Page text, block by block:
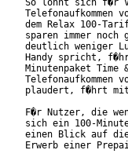
So lohnt sich f�r
Telefonaufkommen
dem Relax 100-
sparen immer noch
deutlich weniger
Handy spricht,
Minutenpaket
Telefonaufkommen
plaudert, f�hrt
F�r Nutzer, die
sich ein 100-
einen Blick auf die
Erwerb einer